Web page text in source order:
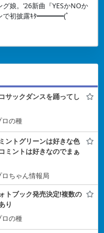
グ娘。’26新曲『YESかNOか
で初披露ｷﾀ━━━━(ﾟ
サックダンスを踊ってし
ロの種
ントグリーンは好きな色
ミントは好きなのでまぁ
ちゃん情報局
トブック発売決定!複数の
り
ロの種